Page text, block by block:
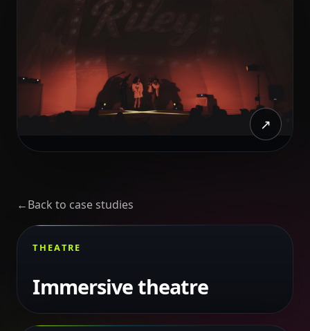
↗
←Back to case studies
THEATRE
Immersive theatre